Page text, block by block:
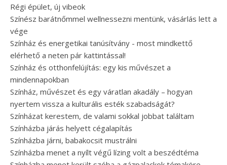
Régi épület, új vibeok
Színész barátnőmmel wellnessezni mentünk, vásárlás lett a
vége
Színház és energetikai tanúsítvány - most mindkettő
elérhető a neten pár kattintással!
Színház és otthonfelújítás: egy kis művészet a
mindennapokban
Színház, művészet és egy váratlan akadály – hogyan
nyertem vissza a kulturális esték szabadságát?
Színházat kerestem, de valami sokkal jobbat találtam
Színházba járás helyett cégalapítás
Színházba járni, babakocsit mustrálni
Színházba menet a nyílt végű lízing volt a beszédtéma